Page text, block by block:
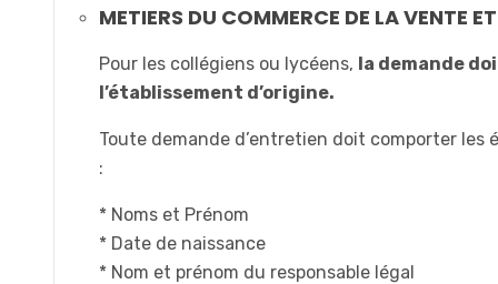
METIERS DU COMMERCE DE LA VENTE
Pour les collégiens ou lycéens, la demande
l’établissement d’origine.
Toute demande d’entretien doit comporter les
:
* Noms et Prénom
* Date de naissance
* Nom et prénom du responsable légal